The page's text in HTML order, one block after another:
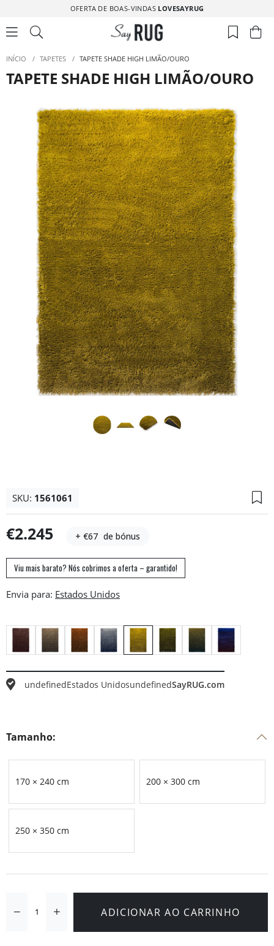
OFERTA DE BOAS-VINDAS LOVESAYRUG
INÍCIO / TAPETES / TAPETE SHADE HIGH LIMÃO/OURO
TAPETE SHADE HIGH LIMÃO/OURO
SKU: 1561061
€2.245 + €67 de bónus
Viu mais barato? Nós cobrimos a oferta – garantido!
Envia para:
undefinedEstados UnidosundefinedSayRUG.com
Tamanho:
170 × 240 cm 200 × 300 cm
250 × 350 cm
ADICIONAR AO CARRINHO